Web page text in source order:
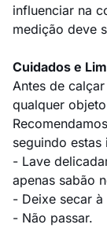
influenciar na
medição deve
Cuidados e
Antes de
qualquer
seguindo estas
- Lave
apenas sabão
- Deixe secar à
- Não passar.